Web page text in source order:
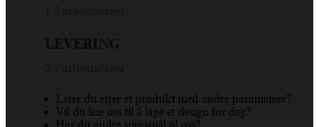
Leter du etter et produkt med andre parametere?
Vil du leie oss til å lage et design for deg?